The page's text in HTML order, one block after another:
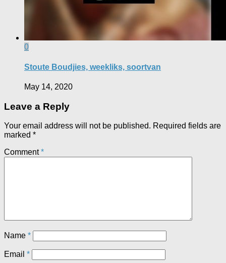
0
Stoute Boudjies, weekliks, soortvan
May 14, 2020
Leave a Reply
Your email address will not be published. Required fields are
marked *
Comment*
Name *
Email *